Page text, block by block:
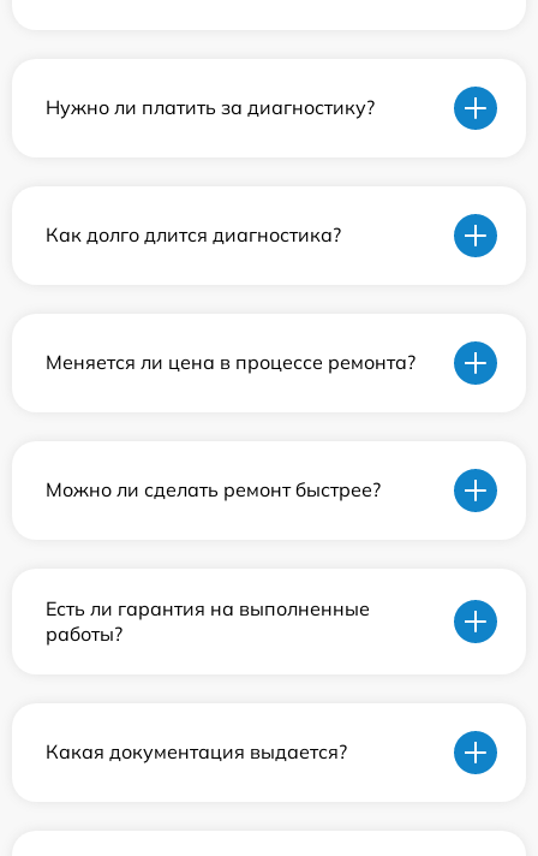
Нужно ли платить за диагностику?
Как долго длится диагностика?
Меняется ли цена в процессе ремонта?
Можно ли сделать ремонт быстрее?
Есть ли гарантия на выполненные
работы?
Какая документация выдается?